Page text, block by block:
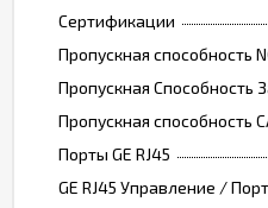
Сертификации
Пропускная способность
Пропускная Способность
Пропускная способность
Порты GE RJ45
GE RJ45 Управление /